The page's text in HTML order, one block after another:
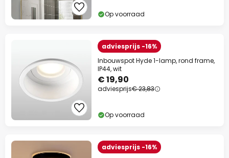
Op voorraad
adviesprijs -16%
Inbouwspot Hyde 1-lamp, rond frame,
IP44, wit
€ 19,90
adviesprijs€ 23,83
Op voorraad
adviesprijs -16%